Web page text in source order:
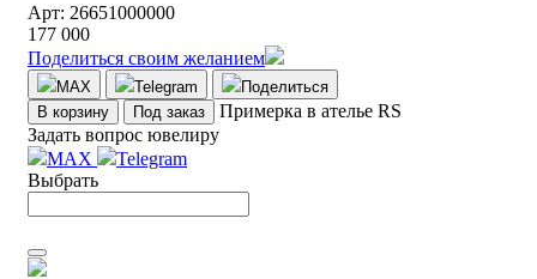
Арт: 26651000000
177 000
Поделиться своим желанием
MAX Telegram
Поделиться
В корзину
Под заказ
Примерка в ателье RS
Задать вопрос ювелиру
MAX
Telegram
Выбрать